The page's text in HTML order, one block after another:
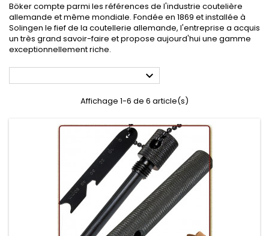
Böker compte parmi les références de l'industrie coutelière
allemande et même mondiale. Fondée en 1869 et installée à
Solingen le fief de la coutellerie allemande, l'entreprise a acquis
un très grand savoir-faire et propose aujourd'hui une gamme
exceptionnellement riche.

Affichage 1-6 de 6 article(s)